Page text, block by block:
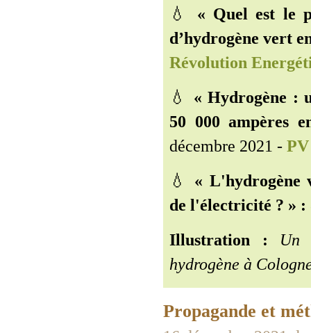
💧 « Quel est le
d’hydrogène vert
Révolution
💧 « Hydrogène :
50 000 ampères
décembre 2021 -
💧 «
de l'électricité ? » :
Illustration : Un
hydrogène à
Propagande et